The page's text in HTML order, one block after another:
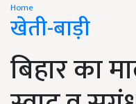
Home
खेती-बाड़ी
बिहार का